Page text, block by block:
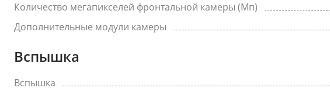
Количество мегапикселей фронтальной камеры (Мп)
Дополнительные модули камеры
Вспышка
Вспышка